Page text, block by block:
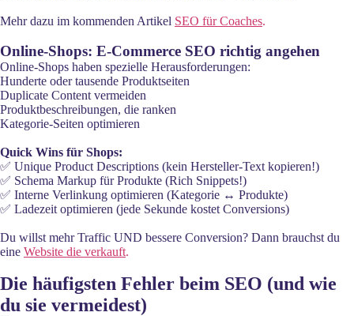
Mehr dazu im kommenden Artikel SEO für Coaches.
Online-Shops: E-Commerce SEO richtig angehen
Online-Shops haben spezielle Herausforderungen:
Hunderte oder tausende Produktseiten
Duplicate Content vermeiden
Produktbeschreibungen, die ranken
Kategorie-Seiten optimieren
Quick Wins für Shops:
✅ Unique Product Descriptions (kein Hersteller-Text kopieren!)
✅ Schema Markup für Produkte (Rich Snippets!)
✅ Interne Verlinkung optimieren (Kategorie ↔ Produkte)
✅ Ladezeit optimieren (jede Sekunde kostet Conversions)
Du willst mehr Traffic UND bessere Conversion? Dann brauchst du
eine Website die verkauft.
Die häufigsten Fehler beim SEO (und wie
du sie vermeidest)